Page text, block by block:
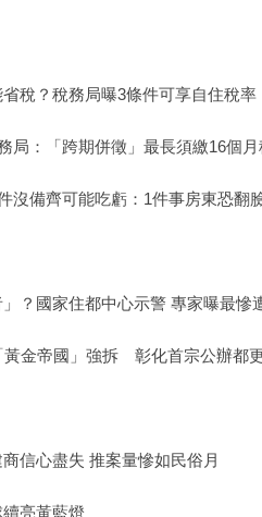
稅？稅務局曝3條件可享自住稅率
局：「跨期併徵」最長須繳16個
沒備齊可能吃虧：1件事房東恐翻
？國家住都中心示警 專家曝最慘
黃金帝國」強拆 彰化首宗公辦都
信心盡失 推案量慘如民俗月
亮黃藍燈